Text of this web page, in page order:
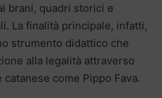
brani, quadri storici e
La finalità principale, infatti,
strumento didattico che
alla legalità attraverso
come Pippo Fava.